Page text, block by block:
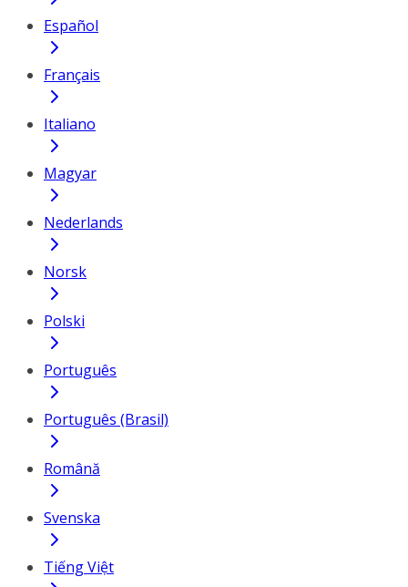
Español
Français
Italiano
Magyar
Nederlands
Norsk
Polski
Português
Português (Brasil)
Română
Svenska
Tiếng Việt